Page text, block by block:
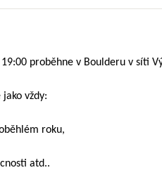
proběhne v Boulderu v síti
jako vždy:
roku,
atd..